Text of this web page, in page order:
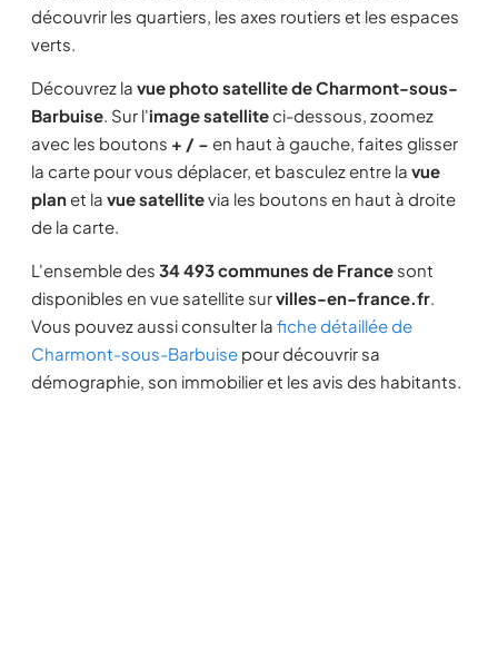
découvrir les quartiers, les axes routiers et les espaces
verts.
Découvrez la vue photo satellite de Charmont-sous-
Barbuise. Sur l'image satelliteci-dessous, zoomez
avec les boutons + / − en haut à gauche, faites glisser
la carte pour vous déplacer, et basculez entre la vue
planet la vue satellitevia les boutons en haut à droite
de la carte.
L'ensemble des 34 493 communes de France sont
disponibles en vue satellite survilles-en-france.fr.
Vous pouvez aussi consulter la fiche détaillée de
Charmont-sous-Barbuise pour découvrir sa
démographie, son immobilier et les avis des habitants.